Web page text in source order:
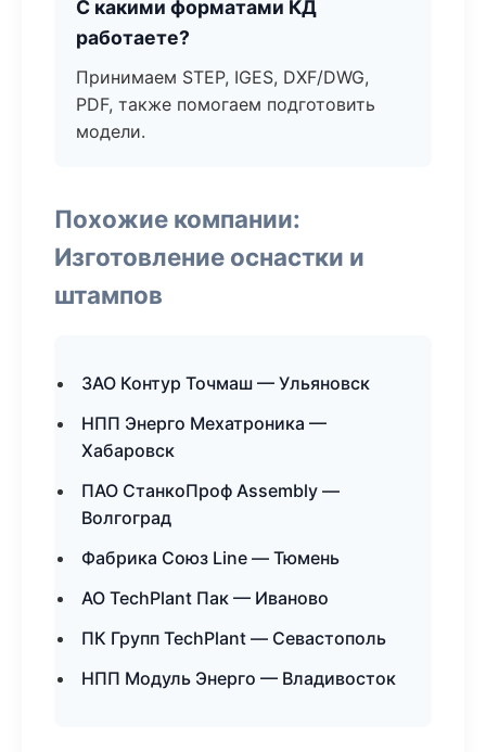
С какими форматами КД
работаете?
Принимаем STEP, IGES, DXF/DWG,
PDF, также помогаем подготовить
модели.
Похожие компании:
Изготовление оснастки и
штампов
ЗАО Контур Точмаш — Ульяновск
НПП Энерго Мехатроника —
Хабаровск
ПАО СтанкоПроф Assembly —
Волгоград
Фабрика Союз Line — Тюмень
АО TechPlant Пак — Иваново
ПК Групп TechPlant — Севастополь
НПП Модуль Энерго — Владивосток